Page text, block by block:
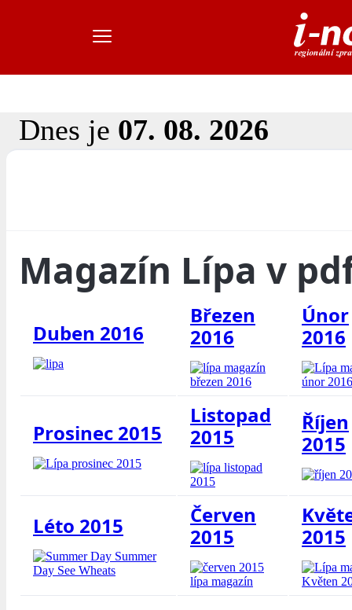
Dnes je 07. 08. 2026
Magazín Lípa v
Duben 2016
Březen
2016
Únor
2016
Prosinec 2015
Listopad
2015
Říjen
2015
Léto 2015
Červen
2015
2015